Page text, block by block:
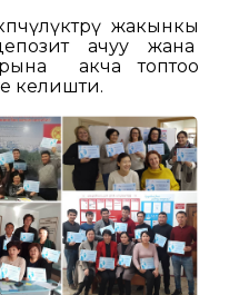
жакынкы
ачуу жана
акча топтоо
келишти.